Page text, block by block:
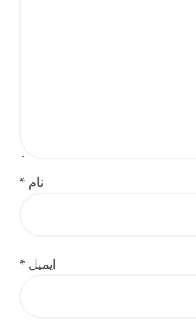
نام *
ایمیل *